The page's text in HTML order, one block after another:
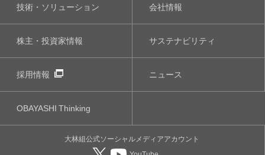
技術・ソリューション 会社情報
株主・投資家情報 サステナビリティ
採用情報 ニュース
OBAYASHIThinking
大林組公式ソーシャルメディアアカウント